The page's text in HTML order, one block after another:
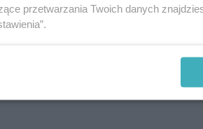
koncertowa Ariany Grande. Inauguracyjny
a ostatni odbędzie się 18 czerwca w
przetwarzania Twoich danych